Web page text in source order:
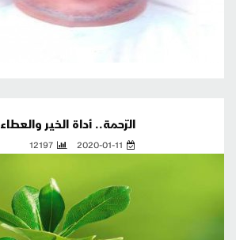
الرّحمة.. أداة الخير والعطاء
2020-01-11
12197